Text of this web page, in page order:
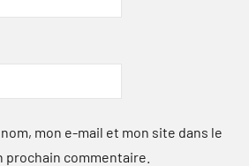
mon e-mail et mon site dans le
commentaire.